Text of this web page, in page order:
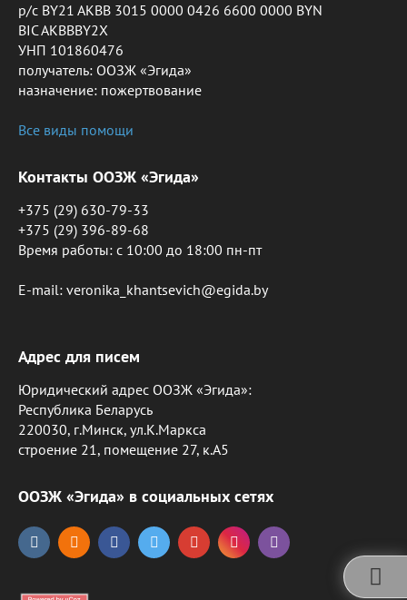
р/с BY21 AKBB 3015 0000 0426 6600 0000 BYN
BIC AKBBBY2X
УНП 101860476
получатель: ООЗЖ «Эгида»
назначение: пожертвование
Все виды помощи
Контакты ООЗЖ «Эгида»
+375 (29) 630-79-33
+375 (29) 396-89-68
Время работы: c 10:00 до 18:00 пн-пт
E-mail: veronika_khantsevich@egida.by
Адрес для писем
Юридический адрес ООЗЖ «Эгида»:
Республика Беларусь
220030, г.Минск, ул.К.Маркса
строение 21, помещение 27, к.А5
ООЗЖ «Эгида» в социальных сетях